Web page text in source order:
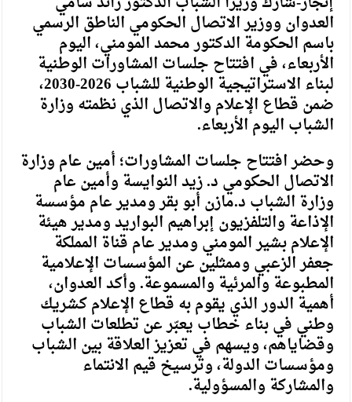
العدوان ووزير الاتصال الحكومي الناطق الرسمي
باسم الحكومة الدكتور محمد المومني، اليوم
الأربعاء، في افتتاح جلسات المشاورات الوطنية
لبناء الاستراتيجية الوطنية للشباب 2026-2030،
ضمن قطاع الإعلام والاتصال الذي نظمته وزارة
الشباب اليوم الأربعاء.
وحضر افتتاح جلسات المشاورات؛ أمين عام وزارة
الاتصال الحكومي د. زيد النوايسة وأمين عام
وزارة الشباب د.مازن أبو بقر ومدير عام مؤسسة
الإذاعة والتلفزيون إبراهيم البواريد ومدير هيئة
الإعلام بشير المومني ومدير عام قناة المملكة
جعفر الزعبي وممثلين عن المؤسسات الإعلامية
المطبوعة والمرئية والمسموعة. وأكد العدوان،
أهمية الدور الذي يقوم به قطاع الإعلام كشريك
وطني في بناء خطاب يعبّر عن تطلعات الشباب
وقضاياهم، ويسهم في تعزيز العلاقة بين الشباب
ومؤسسات الدولة، وترسيخ قيم الانتماء
والمشاركة والمسؤولية.